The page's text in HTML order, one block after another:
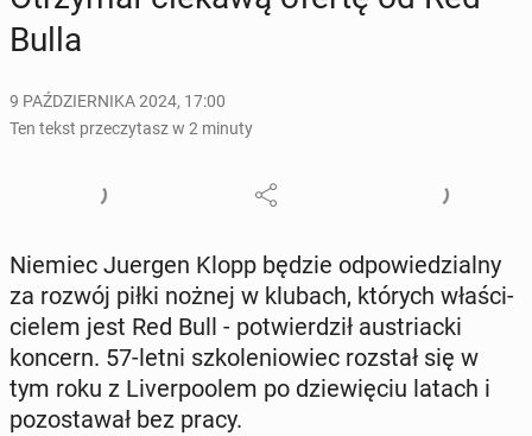
Bulla
9 PAŹDZIERNIKA 2024, 17:00
Ten tekst przeczytasz w 2 minuty
Niemiec Juergen Klopp będzie od­po­wie­dzial­ny
za rozwój piłki nożnej w klubach, których wła­ści­
cie­lem jest Red Bull - po­twier­dził au­striac­ki
koncern. 57-letni szko­le­nio­wiec rozstał się w
tym roku z Li­ver­po­olem po dzie­wię­ciu latach i
po­zo­sta­wał bez pracy.